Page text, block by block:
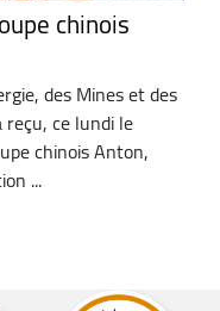
chinois
des Mines et des
ce lundi le
chinois Anton,
...